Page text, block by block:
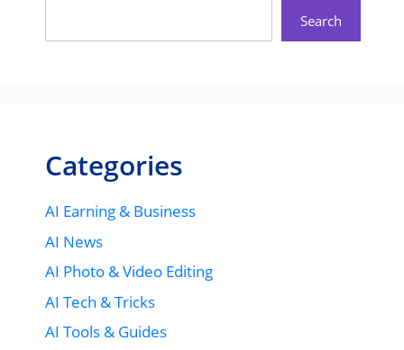
Search
Categories
AI Earning & Business
AI News
AI Photo & Video Editing
AI Tech & Tricks
AI Tools & Guides